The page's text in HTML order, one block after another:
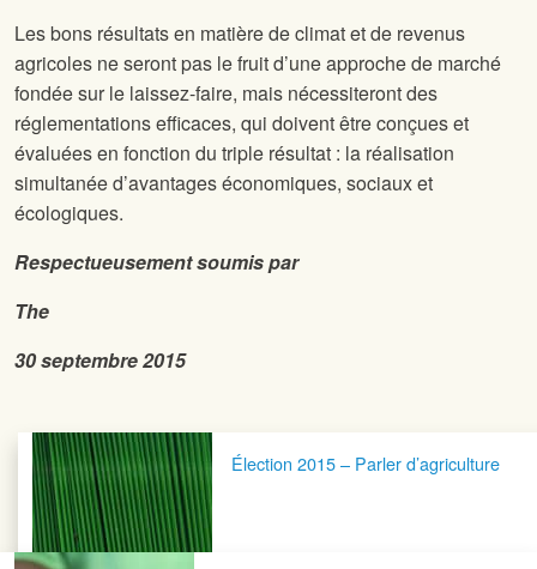
Les bons résultats en matière de climat et de revenus
agricoles ne seront pas le fruit d’une approche de marché
fondée sur le laissez-faire, mais nécessiteront des
réglementations efficaces, qui doivent être conçues et
évaluées en fonction du triple résultat : la réalisation
simultanée d’avantages économiques, sociaux et
écologiques.
Respectueusement soumis par
The
30 septembre 2015
Navigation postaleÉlection 2015 – Parler d’agriculture